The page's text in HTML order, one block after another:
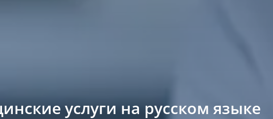
услуги на русском языке